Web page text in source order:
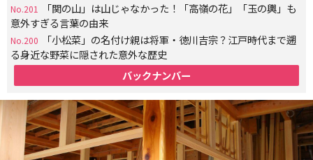
No.201
「関の山」は山じゃなかった！「高嶺の花」「玉の輿」も
意外すぎる言葉の由来
No.200
「小松菜」の名付け親は将軍・徳川吉宗？江戸時代まで遡
る身近な野菜に隠された意外な歴史
バックナンバー